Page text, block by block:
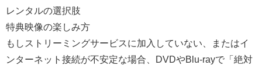
レンタルの選択肢
特典映像の楽しみ方
もしストリーミングサービスに加入していない、またはイ
ンターネット接続が不安定な場合、DVDやBlu-rayで「絶対